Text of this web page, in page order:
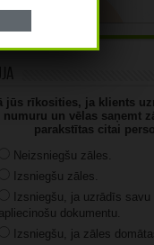
jūs rīkosities, ja klients
numuru un vēlas saņemt
parakstītas citai
Neizsniegšu zāles.
Izsniegšu zāles.
Izsniegšu, ja uzrādīs savu
dokumentu.
Izsniegšu, ja zāles